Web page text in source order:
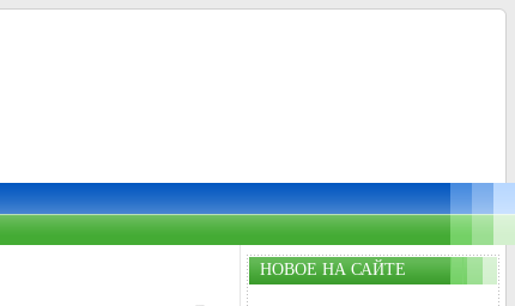
НОВОЕ НА САЙТЕ